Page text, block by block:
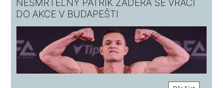
NESMRTELNÝ PATRIK ZÁDĚRA SE VRACÍ
DO AKCE V BUDAPEŠTI